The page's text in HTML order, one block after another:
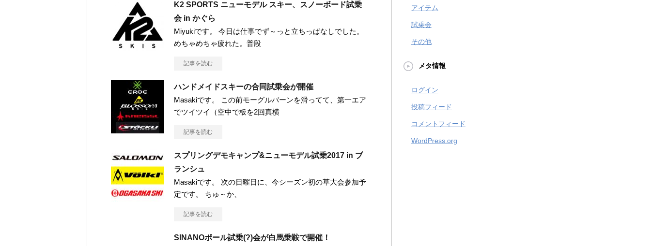
K2 SPORTS ニューモデル スキー、スノーボード試乗
会 in かぐら
Miyukiです。 今日は仕事でず～っと立ちっぱなしでした。
めちゃめちゃ疲れた。普段
記事を読む
ハンドメイドスキーの合同試乗会が開催
Masakiです。 この前モーグルバーンを滑ってて、第一エア
でツイツイ（空中で板を2回真横
記事を読む
スプリングデモキャンプ&ニューモデル試乗2017 in ブ
ランシュ
Masakiです。 次の日曜日に、今シーズン初の草大会参加予
定です。 ちゅ～か、
記事を読む
SINANOポール試乗(?)会が白馬乗鞍で開催！
アイテム
試乗会
その他
メタ情報
ログイン
投稿フィード
コメントフィード
WordPress.org